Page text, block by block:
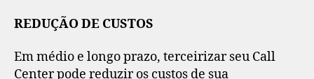
REDUÇÃO DE CUSTOS
Em médio e longo prazo, terceirizar seu Call
Center pode reduzir os custos de sua